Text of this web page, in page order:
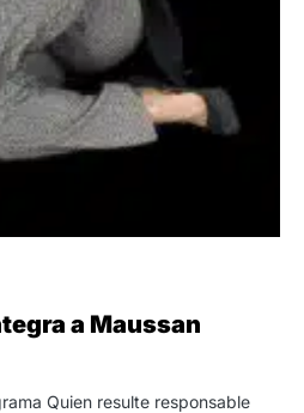
a Maussan
Quien resulte responsable